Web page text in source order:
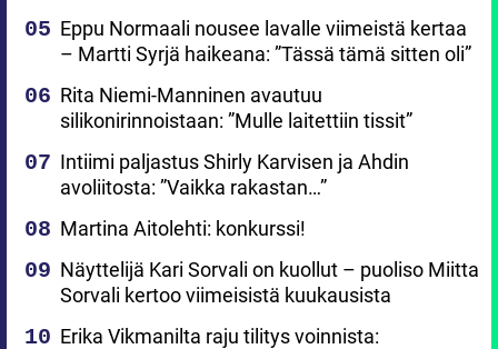
Eppu Normaali nousee lavalle viimeistä kertaa
– Martti Syrjä haikeana: ”Tässä tämä sitten oli”
Rita Niemi-Manninen avautuu
silikonirinnoistaan: ”Mulle laitettiin tissit”
Intiimi paljastus Shirly Karvisen ja Ahdin
avoliitosta: ”Vaikka rakastan…”
Martina Aitolehti: konkurssi!
Näyttelijä Kari Sorvali on kuollut – puoliso Miitta
Sorvali kertoo viimeisistä kuukausista
Erika Vikmanilta raju tilitys voinnista: